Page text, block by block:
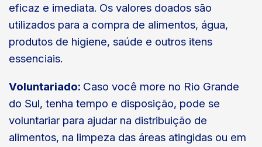
eficaz e imediata. Os valores doados são
utilizados para a compra de alimentos, água,
produtos de higiene, saúde e outros itens
essenciais.
Voluntariado: Caso você more no Rio Grande
do Sul, tenha tempo e disposição, pode se
voluntariar para ajudar na distribuição de
alimentos, na limpeza das áreas atingidas ou em